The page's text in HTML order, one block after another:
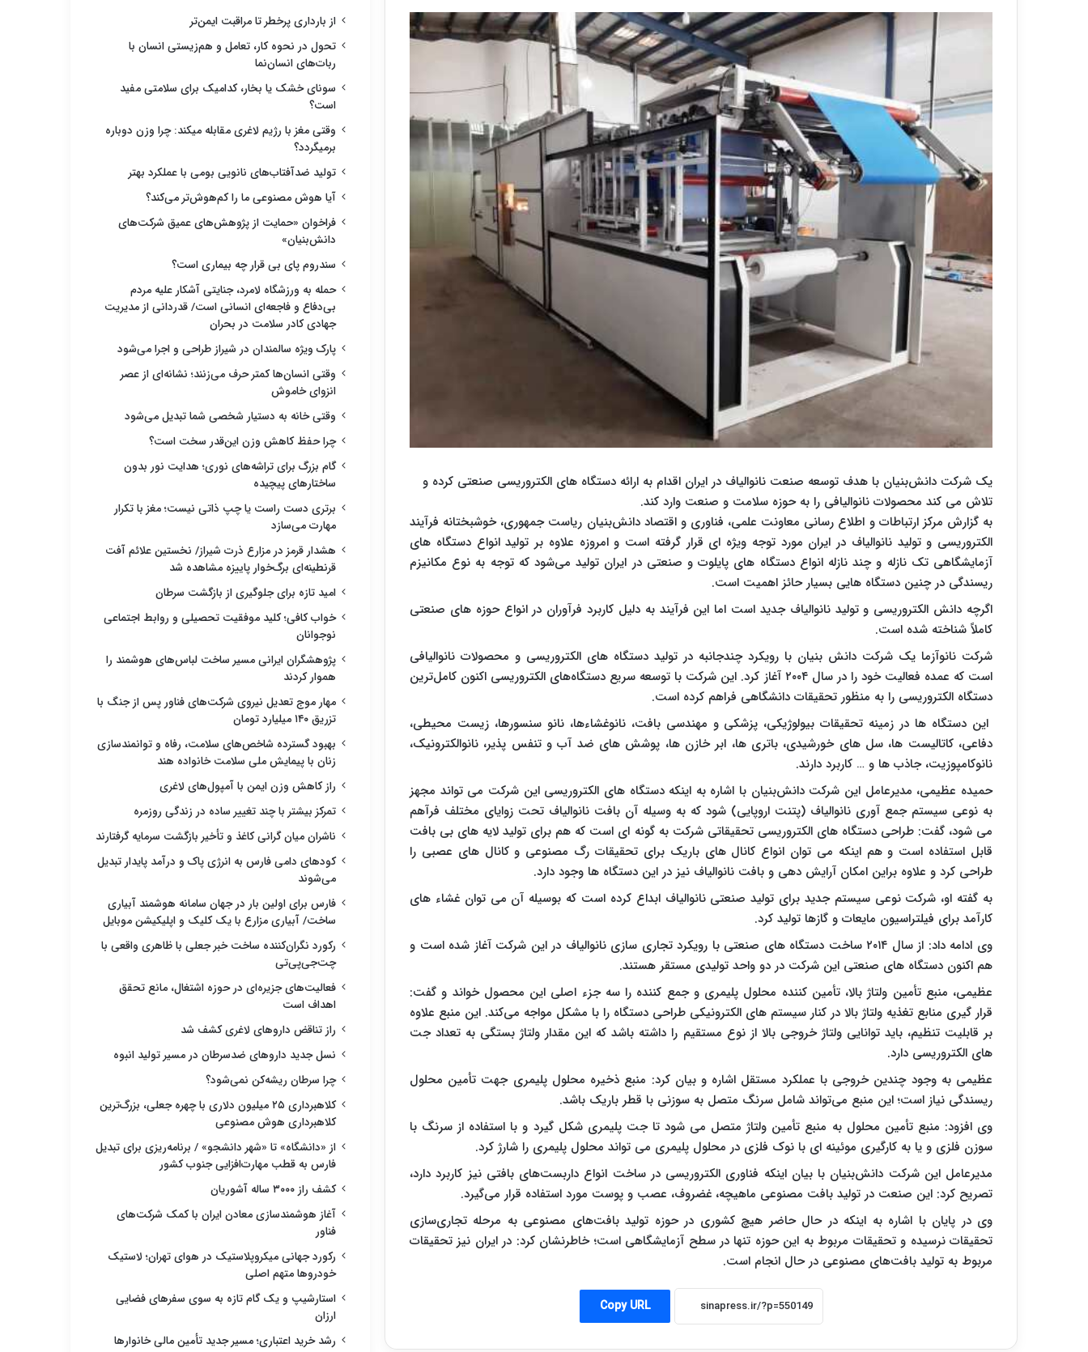
یک شرکت دانش‌بنیان با هدف توسعه صنعت نانوالیاف در ایران اقدام به ارائه دستگاه های الکتروریسی صنعتی کرده و
تلاش می کند محصولات نانوالیافی را به حوزه سلامت و صنعت وارد کند.
به گزارش مرکز ارتباطات و اطلاع رسانی معاونت علمی، فناوری و اقتصاد دانش‌بنیان ریاست‌ جمهوری، خوشبختانه فرآیند
الکتروریسی و تولید نانوالیاف در ایران مورد توجه ویژه ای قرار گرفته است و امروزه علاوه بر تولید انواع دستگاه های
آزمایشگاهی تک نازله و چند نازله انواع دستگاه های پایلوت و صنعتی در ایران تولید می‌شود که توجه به نوع مکانیزم
ریسندگی در چنین دستگاه هایی بسیار حائز اهمیت است.
اگرچه دانش الکتروریسی و تولید نانوالیاف جدید است اما این فرآیند به دلیل کاربرد فرآوران در انواع حوزه های صنعتی
کاملاً شناخته شده است.
شرکت نانوآزما یک شرکت دانش بنیان با رویکرد چندجانبه در تولید دستگاه های الکتروریسی و محصولات نانوالیافی
است که عمده فعالیت خود را در سال ۲۰۰۴ آغاز کرد. این شرکت با توسعه سریع دستگاه‌های الکتروریسی اکنون کامل‌ترین
دستگاه الکتروریسی را به منظور تحقیقات دانشگاهی فراهم کرده است.
این دستگاه ها در زمینه تحقیقات بیولوژیکی، پزشکی و مهندسی بافت، نانوغشاءها، نانو سنسورها، زیست محیطی،
دفاعی، کاتالیست ها، سل های خورشیدی، باتری ها، ابر خازن ها، پوشش های ضد آب و تنفس پذیر، نانوالکترونیک،
نانوکامپوزیت، جاذب ها و … کاربرد دارند.
حمیده عظیمی، مدیرعامل این شرکت دانش‌بنیان با اشاره به اینکه دستگاه های الکتروریسی این شرکت می تواند مجهز
به نوعی سیستم جمع آوری نانوالیاف (پتنت اروپایی) شود که به وسیله آن بافت نانوالیاف تحت زوایای مختلف فرآهم
می شود، گفت: طراحی دستگاه های الکتروریسی تحقیقاتی شرکت به گونه ای است که هم برای تولید لایه های بی بافت
قابل استفاده است و هم اینکه می توان انواع کانال های باریک برای تحقیقات رگ مصنوعی و کانال های عصبی را
طراحی کرد و علاوه براین امکان آرایش دهی و بافت نانوالیاف نیز در این دستگاه ها وجود دارد.
به گفته او، شرکت نوعی سیستم جدید برای تولید صنعتی نانوالیاف ابداع کرده است که بوسیله آن می توان غشاء های
کارآمد برای فیلتراسیون مایعات و گازها تولید کرد.
وی ادامه داد: از سال ۲۰۱۴ ساخت دستگاه های صنعتی با رویکرد تجاری سازی نانوالیاف در این شرکت آغاز شده است و
هم اکنون دستگاه های صنعتی این شرکت در دو واحد تولیدی مستقر هستند.
عظیمی، منبع تأمین ولتاژ بالا، تأمین کننده محلول پلیمری و جمع کننده را سه جزء اصلی این محصول خواند و گفت:
قرار گیری منابع تغذیه ولتاژ بالا در کنار سیستم های الکترونیکی طراحی دستگاه را با مشکل مواجه می‌کند. این منبع علاوه
بر قابلیت تنظیم، باید توانایی ولتاژ خروجی بالا از نوع مستقیم را داشته باشد که این مقدار ولتاژ بستگی به تعداد جت
های الکتروریسی دارد.
عظیمی به وجود چندین خروجی با عملکرد مستقل اشاره و بیان کرد: منبع ذخیره محلول پلیمری جهت تأمین محلول
ریسندگی نیاز است؛ این منبع می‌تواند شامل سرنگ متصل به سوزنی با قطر باریک باشد.
وی افزود: منبع تأمین محلول به منبع تأمین ولتاژ متصل می شود تا جت پلیمری شکل گیرد و با استفاده از سرنگ با
سوزن فلزی و یا به کارگیری موئینه ای با نوک فلزی در محلول پلیمری می تواند محلول پلیمری را شارژ کرد.
مدیرعامل این شرکت دانش‌بنیان با بیان اینکه فناوری الکتروریسی در ساخت انواع داربست‌های بافتی نیز کاربرد دارد،
تصریح کرد: این صنعت در تولید بافت مصنوعی ماهیچه، غضروف، عصب و پوست مورد استفاده قرار می‌گیرد.
وی در پایان با اشاره به اینکه در حال حاضر هیچ کشوری در حوزه تولید بافت‌های مصنوعی به مرحله تجاری‌سازی
تحقیقات نرسیده و تحقیقات مربوط به این حوزه تنها در سطح آزمایشگاهی است؛ خاطرنشان کرد: در ایران نیز تحقیقات
مربوط به تولید بافت‌های مصنوعی در حال انجام است.
Copy URL
از بارداری پرخطر تا مراقبت ایمن‌تر
تحول در نحوه کار، تعامل و هم‌زیستی انسان با
ربات‌های انسان‌نما
سونای خشک یا بخار، کدامیک برای سلامتی مفید
است؟
وقتی مغز با رژیم لاغری مقابله میکند: چرا وزن دوباره
برمیگردد؟
تولید ضدآفتاب‌های نانویی بومی با عملکرد بهتر
آیا هوش مصنوعی ما را کم‌هوش‌تر می‌کند؟
فراخوان «حمایت از پژوهش‌های عمیق شرکت‌های
دانش‌بنیان»
سندروم پای بی قرار چه بیماری است؟
حمله به ورزشگاه لامرد، جنایتی آشکار علیه مردم
بی‌دفاع و فاجعه‌ای انسانی است/ قدردانی از مدیریت
جهادی کادر سلامت در بحران
پارک ویژه سالمندان در شیراز طراحی و اجرا می‌شود
وقتی انسان‌ها کمتر حرف می‌زنند؛ نشانه‌ای از عصر
انزوای خاموش
وقتی خانه به دستیار شخصی شما تبدیل می‌شود
چرا حفظ کاهش وزن این‌قدر سخت است؟
گام بزرگ برای تراشه‌های نوری؛ هدایت نور بدون
ساختارهای پیچیده
برتری دست راست یا چپ ذاتی نیست؛ مغز با تکرار
مهارت می‌سازد
هشدار قرمز در مزارع ذرت شیراز/ نخستین علائم آفت
قرنطینه‌ای برگ‌خوار پاییزه مشاهده شد
امید تازه برای جلوگیری از بازگشت سرطان
خواب کافی؛ کلید موفقیت تحصیلی و روابط اجتماعی
نوجوانان
پژوهشگران ایرانی مسیر ساخت لباس‌های هوشمند را
هموار کردند
مهار موج تعدیل نیروی شرکت‌های فناور پس از جنگ با
تزریق ۱۴۰ میلیارد تومان
بهبود گسترده شاخص‌های سلامت، رفاه و توانمندسازی
زنان با پیمایش ملی سلامت خانواده هند
راز کاهش وزن ایمن با آمپول‌های لاغری
تمرکز بیشتر با چند تغییر ساده در زندگی روزمره
ناشران میان گرانی کاغذ و تأخیر بازگشت سرمایه گرفتارند
کودهای دامی فارس به انرژی پاک و درآمد پایدار تبدیل
می‌شوند
فارس برای اولین بار در جهان سامانه هوشمند آبیاری
ساخت/ آبیاری مزارع با یک کلیک و اپلیکیشن موبایل
رکورد نگران‌کننده ساخت خبر جعلی با ظاهری واقعی با
چت‌جی‌پی‌تی
فعالیت‌های جزیره‌ای در حوزه اشتغال، مانع تحقق
اهداف است
راز تناقض داروهای لاغری کشف شد
نسل جدید داروهای ضدسرطان در مسیر تولید انبوه
چرا سرطان ریشه‌کن نمی‌شود؟
کلاهبرداری ۲۵ میلیون دلاری با چهره جعلی، بزرگ‌ترین
کلاهبرداری هوش مصنوعی
از «دانشگاه» تا «شهر دانشجو» / برنامه‌ریزی برای تبدیل
فارس به قطب مهارت‌افزایی جنوب کشور
کشف راز ۳۰۰۰ ساله آشوریان
آغاز هوشمندسازی معادن ایران با کمک شرکت‌های
فناور
رکورد جهانی میکروپلاستیک در هوای تهران؛ لاستیک
خودروها متهم اصلی
استارشیپ و یک گام تازه به سوی سفرهای فضایی
ارزان
رشد خرید اعتباری؛ مسیر جدید تأمین مالی خانوارها